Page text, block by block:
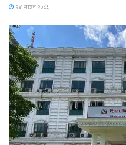
२४ साउन २०८३,